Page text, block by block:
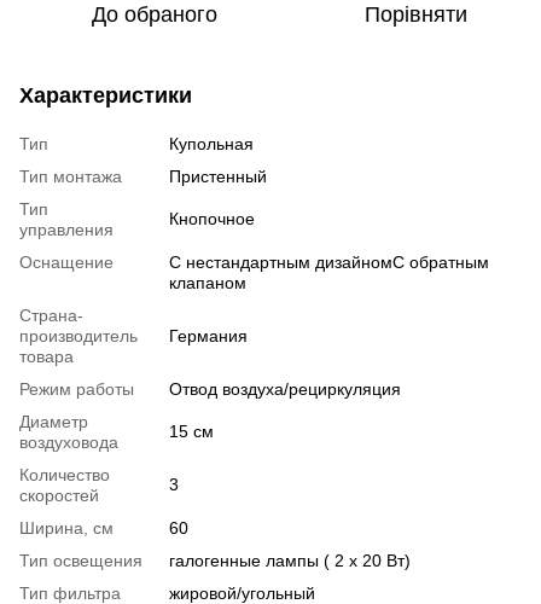
До обраного Порівняти
Характеристики
Тип
Купольная
Тип монтажа
Пристенный
Тип
управления
Кнопочное
Оснащение
С нестандартным дизайномС обратным
клапаном
Страна-
производитель
товара
Германия
Режим работы
Отвод воздуха/рециркуляция
Диаметр
воздуховода
15 см
Количество
скоростей
3
Ширина, см
60
Тип освещения
галогенные лампы ( 2 х 20 Вт)
Тип фильтра
жировой/угольный